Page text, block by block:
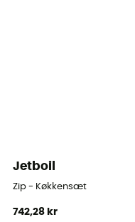
Jetboil
Zip - Køkkensæt
742,28 kr